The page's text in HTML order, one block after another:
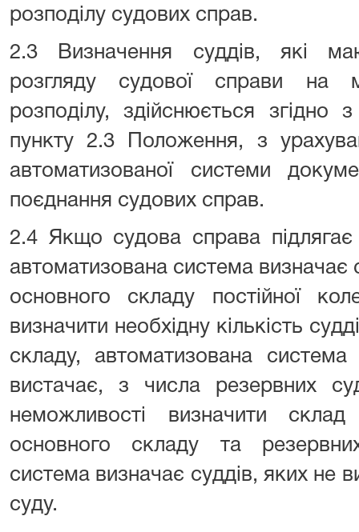
розподілу судових справ.
2.3 Визначення суддів, які
розгляду судової справи на
розподілу, здійснюється згідно
пункту 2.3 Положення, з
автоматизованої системи
поєднання судових справ.
2.4 Якщо судова справа підлягає
автоматизована система визначає
основного складу постійної
визначити необхідну кількість
складу, автоматизована
вистачає, з числа резервних
неможливості визначити
основного складу та
система визначає суддів, яких не
суду.